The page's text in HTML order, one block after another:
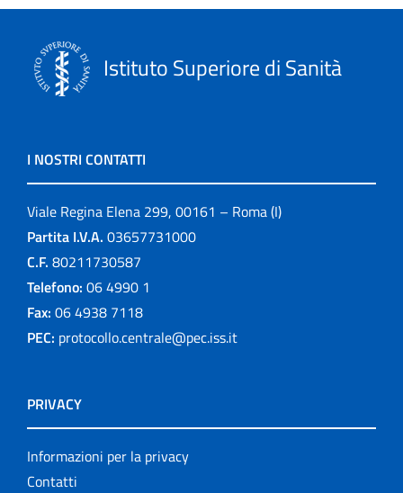
Istituto Superiore di Sanità
I NOSTRI CONTATTI
Viale Regina Elena 299, 00161 – Roma (I)
Partita I.V.A. 03657731000
C.F. 80211730587
Telefono: 06 4990 1
Fax: 06 4938 7118
PEC: protocollo.centrale@pec.iss.it
PRIVACY
Informazioni per la privacy
Contatti